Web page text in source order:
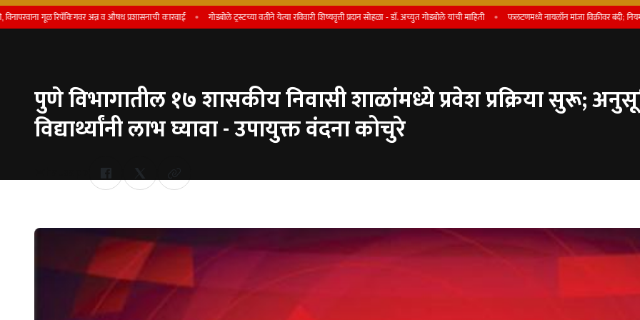
गूळ रिपॅकिंगवर अन्न व औषध प्रशासनाची कारवाई गोडबोले ट्रस्टच्या वतीने येत्या रविवारी शिष्यवृत्ती प्रदान सोहळा - डाॅ. अच्युत गोडबोले यांची माहिती फलटणमध्ये नायलॉन मांजा विक्रीवर बंदी; नियम मोडल्यास
पुणे विभागातील १७ शासकीय निवासी शाळांमध्ये प्रवेश प्रक्रिया सुरू;
विद्यार्थ्यांनी लाभ घ्यावा - उपायुक्त वंदना कोचुरे